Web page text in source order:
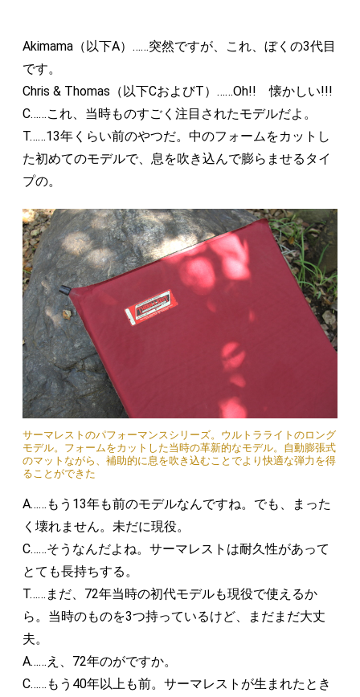
Akimama（以下A）……突然ですが、これ、ぼくの3代目
です。
Chris & Thomas（以下CおよびT）……Oh!! 懐かしい!!!
C……これ、当時ものすごく注目されたモデルだよ。
T……13年くらい前のやつだ。中のフォームをカットし
た初めてのモデルで、息を吹き込んで膨らませるタイ
プの。
サーマレストのパフォーマンスシリーズ。ウルトラライトのロング
モデル。フォームをカットした当時の革新的なモデル。自動膨張式
のマットながら、補助的に息を吹き込むことでより快適な弾力を得
ることができた
A……もう13年も前のモデルなんですね。でも、まった
く壊れません。未だに現役。
C……そうなんだよね。サーマレストは耐久性があって
とても長持ちする。
T……まだ、72年当時の初代モデルも現役で使えるか
ら。当時のものを3つ持っているけど、まだまだ大丈
夫。
A……え、72年のがですか。
C……もう40年以上も前。サーマレストが生まれたとき